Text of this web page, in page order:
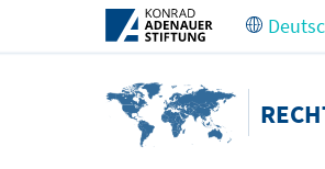
Zum Hauptinhalt springen